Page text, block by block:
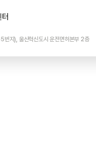
지), 울산혁신도시 운전면허본부 2층